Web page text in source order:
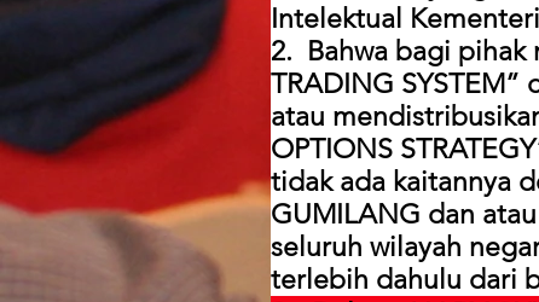
Intelektual
2. Bahwa bagi pihak
TRADING
atau
OPTIONS
tidak ada kaitannya
GUMILANG dan
seluruh wilayah
terlebih dahulu dari